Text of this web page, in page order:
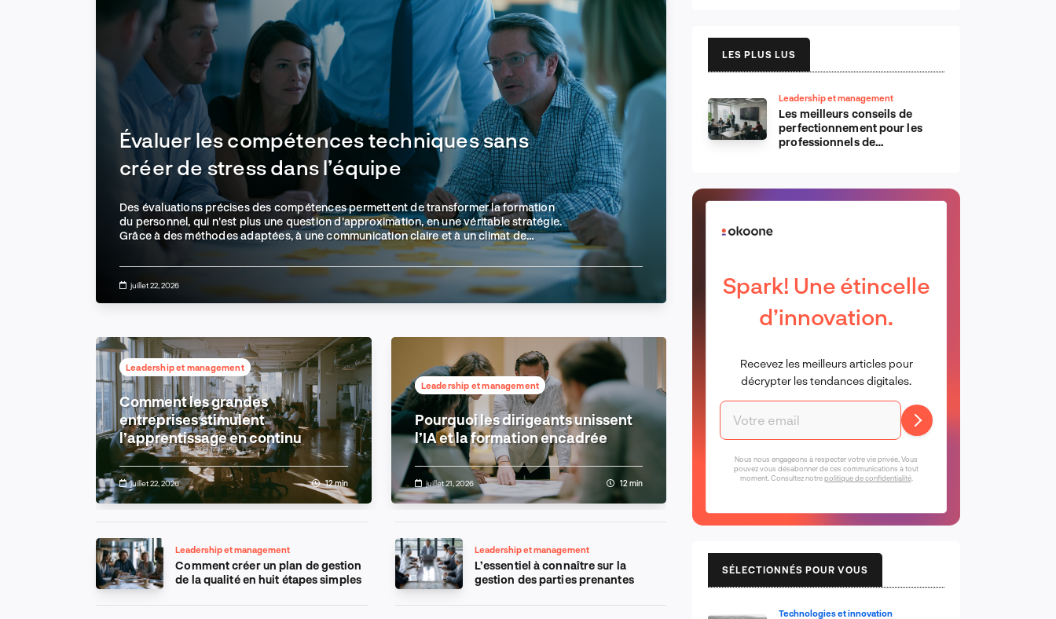
Évaluer les compétences techniques sans
créer de stress dans l’équipe
Des évaluations précises des compétences permettent de transformer la formation
du personnel, qui n'est plus une question d'approximation, en une véritable stratégie.
Grâce à des méthodes adaptées, à une communication claire et à un climat de
sécurité psychologique, les dirigeants peuvent générer une croissance mesurable,
renforcer l'engagement et instaurer une culture de développement technique
continu.
juillet 22, 2026
Leadership et management
Comment les grandes
entreprises stimulent
l’apprentissage en continu
juillet 22, 2026 12 min
Leadership et management
Pourquoi les dirigeants unissent
l’IA et la formation encadrée
juillet 21, 2026 12 min
Leadership et management
Comment créer un plan de gestion
de la qualité en huit étapes simples
Leadership et management
L’essentiel à connaître sur la
gestion des parties prenantes
LES PLUS LUS
Leadership et management
Les meilleurs conseils de
perfectionnement pour les
professionnels de
Spark! Une étincelle
d’innovation.
Recevez les meilleurs articles pour
décrypter les tendances digitales.
Nous nous engageons à respecter votre vie privée. Vous
pouvez vous désabonner de ces communications à tout
moment. Consultez notrepolitique de confidentialité.
SÉLECTIONNÉS POUR VOUS
Technologies et innovation